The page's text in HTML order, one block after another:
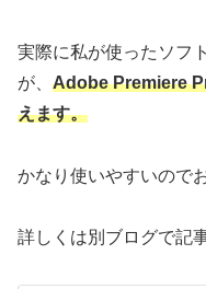
実際に私が使ったソフ
が、 Adobe Premiere
えます。
かなり使いやすいので
詳しくは別ブログで記